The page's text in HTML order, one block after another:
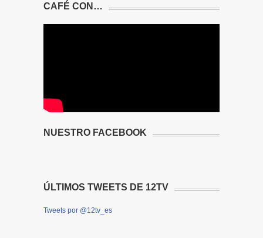
CAFÉ CON…
NUESTRO FACEBOOK
ÚLTIMOS TWEETS DE 12TV
Tweets por @12tv_es